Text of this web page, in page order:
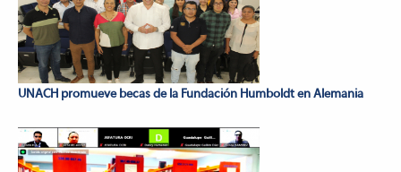
UNACH promueve becas de la Fundación Humboldt en Alemania